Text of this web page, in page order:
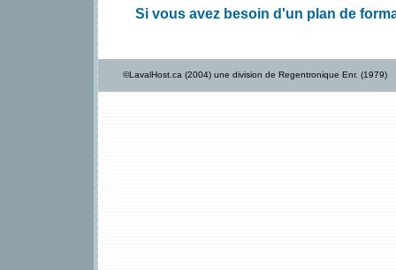
Si vous avez besoin d'un plan de
©LavalHost.ca (2004) une division de Regentronique Enr. (1979)